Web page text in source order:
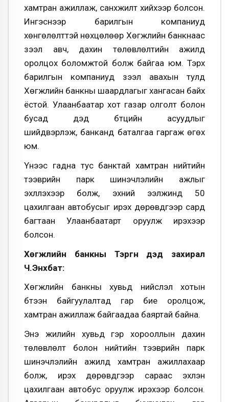
хамтран ажиллаж, санхүүжилт хийхээр болсон.
Ингэснээр барилгын компаниуд
хөнгөлөлттэй нөхцөлөөр Хөгжлийн банкнаас
зээл авч, дахин төлөвлөлтийн ажилд
оролцох боломжтой болж байгаа юм. Тэрхүү
барилгын компаниуд зээл авахын тулд
Хөгжлийн банкны шаардлагыг хангасан байх
ёстой. Улаанбаатар хот газар олголт болон
бусад дэд бүтцийн асуудлыг
шийдвэрлэж, банканд баталгаа гаргаж өгөх
юм.
Үүнээс гадна тус банктай хамтран нийтийн
тээврийн парк шинэчлэлийн ажлыг
эхлүүлэхээр болж, эхний ээлжинд 50
цахилгаан автобусыг ирэх дөрөвдүгээр сард
багтаан Улаанбаатарт оруулж ирэхээр
болсон.
Хөгжлийн банкны Тэргүүн дэд захирал
Ч.Энхбат:
Хөгжлийн банкны хувьд нийслэл хотын
бүтээн байгуулалтад гар бие оролцож,
хамтран ажиллаж байгаадаа баяртай байна.
Энэ жилийн хувьд гэр хорооллын дахин
төлөвлөлт болон нийтийн тээврийн парк
шинэчлэлийн ажилд хамтран ажиллахаар
болж, ирэх дөрөвдүгээр сараас эхлэн
цахилгаан автобус оруулж ирэхээр болсон.